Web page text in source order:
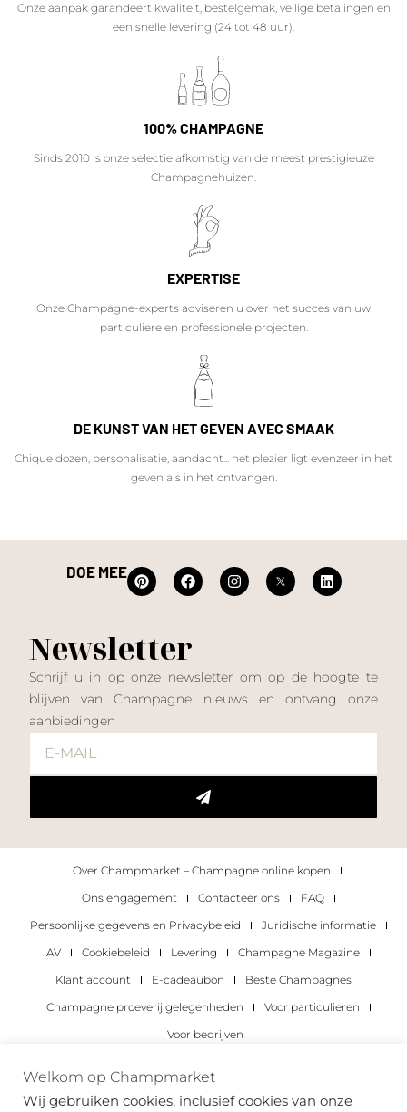
Onze aanpak garandeert kwaliteit, bestelgemak, veilige betalingen en
een snelle levering (24 tot 48 uur).
100% CHAMPAGNE
Sinds 2010 is onze selectie afkomstig van de meest prestigieuze
Champagnehuizen.
EXPERTISE
Onze Champagne-experts adviseren u over het succes van uw
particuliere en professionele projecten.
DE KUNST VAN HET GEVEN AVEC SMAAK
Chique dozen, personalisatie, aandacht... het plezier ligt evenzeer in het
geven als in het ontvangen.
DOE MEE
Newsletter
Schrijf u in op onze newsletter om op de hoogte te
blijven van Champagne nieuws en ontvang onze
aanbiedingen
Over Champmarket – Champagne online kopen
Ons engagement
Contacteer ons
FAQ
Persoonlijke gegevens en Privacybeleid
Juridische informatie
AV
Cookiebeleid Levering
Champagne Magazine
Klant account
E-cadeaubon
Beste Champagnes
Champagne proeverij gelegenheden
Voor particulieren
Voor bedrijven
Copyright 2022 © alle rechten voorbehouden.
Welkom op Champmarket
Wij gebruiken cookies, inclusief cookies van onze